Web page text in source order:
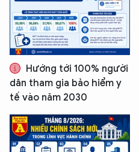
Hướng tới 100% người
dân tham gia bảo hiểm y
tế vào năm 2030